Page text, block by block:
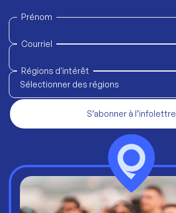
Prénom
Courriel
Régions d'intérêt
Sélectionner des régions
S’abonner à l’infolettre